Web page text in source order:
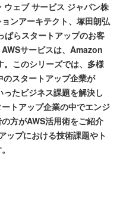
ェブ サービス ジャパン株
ンアーキテクト、塚田朗弘
ぱらスタートアップのお客
サービスは、Amazon
このシリーズでは、多様
スタートアップ企業が
たビジネス課題を解決し
トアップ企業の中でエンジ
方がAWS活用術をご紹介
ップにおける技術課題やト